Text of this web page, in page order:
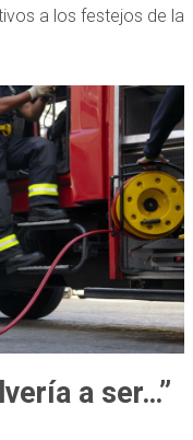
a los festejos de la
a ser…”